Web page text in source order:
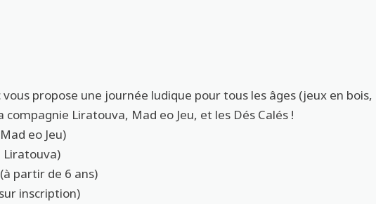
propose une journée ludique pour tous les âges (jeux en bois,
Liratouva, Mad eo Jeu, et les Dés Calés !
eo Jeu)
Liratouva)
partir de 6 ans)
inscription)